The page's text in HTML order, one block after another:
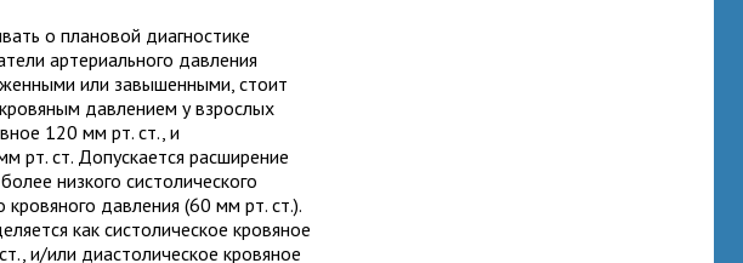
о плановой диагностике
артериального давления
или завышенными, стоит
давлением у взрослых
120 мм рт. ст., и
рт. ст. Допускается расширение
низкого систолического
давления (60 мм рт. ст.).
как систолическое кровяное
и/или диастолическое кровяное